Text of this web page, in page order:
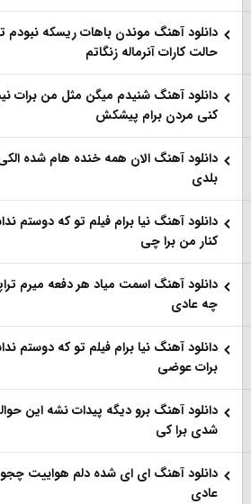
دانلود آهنگ موندن باهات ریسکه
حالت کارات آنرماله زنگاتم
دانلود آهنگ شنیدم میگن مثل من برات
کنی مردن برام پیشکش
دانلود آهنگ الان همه خنده هام شده
بلدی
دانلود آهنگ نیا برام فیلم تو‌ که دوستم
کنار من برا چی
دانلود آهنگ اسمت میاد هر دفعه میرم
چه عادی
دانلود آهنگ نیا برام فیلم تو‌ که دوستم
برات عوضی
دانلود آهنگ برو دیگه پیدات نشه این
شدی برا کی
دانلود آهنگ ای ای شده دلم هواییت
عادی